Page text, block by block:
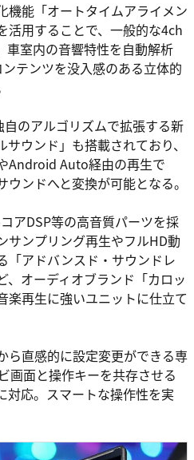
機能「オートタイムアライメン
活用することで、一般的な4ch
車室内の音響特性を自動解析
テンツを没入感のある立体的
のアルゴリズムで拡張する新
ウンド」も搭載されており、
Android Auto経由の再生で
ンドへと変換が可能となる。
アDSP等の高音質パーツを採
サンプリング再生やフルHD動
「アドバンスド・サウンドレ
、オーディオブランド「カロッ
楽再生に強いユニットに仕立て
ら直感的に設定変更ができる専
画面と操作キーを共存させる
対応。スマートな操作性を実